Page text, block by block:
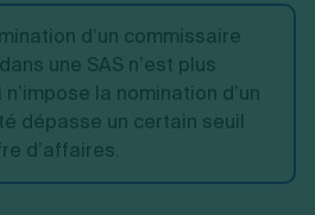
d’un commissaire
une SAS n’est plus
la nomination d’un
dépasse un certain seuil
d’affaires.